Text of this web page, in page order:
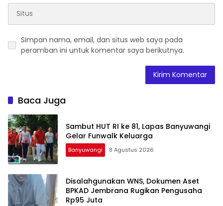
Simpan nama, email, dan situs web saya pada
peramban ini untuk komentar saya berikutnya.
Baca Juga
Sambut HUT RI ke 81, Lapas Banyuwangi
Gelar Funwalk Keluarga
Banyuwangi 8 Agustus 2026
Disalahgunakan WNS, Dokumen Aset
BPKAD Jembrana Rugikan Pengusaha
Rp95 Juta